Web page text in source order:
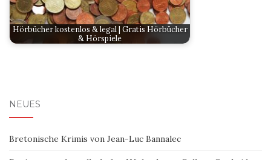
Hörbücher kostenlos & legal | Gratis Hörbücher
& Hörspiele
NEUES
Bretonische Krimis von Jean-Luc Bannalec